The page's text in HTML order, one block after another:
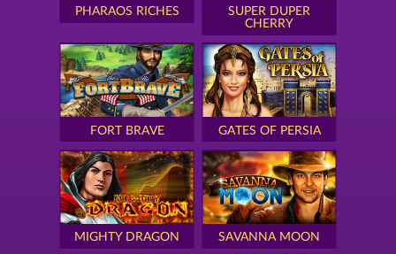
PHARAOS RICHES
SUPER DUPER
CHERRY
FORT BRAVE GATES OF PERSIA
MIGHTY DRAGON SAVANNA MOON